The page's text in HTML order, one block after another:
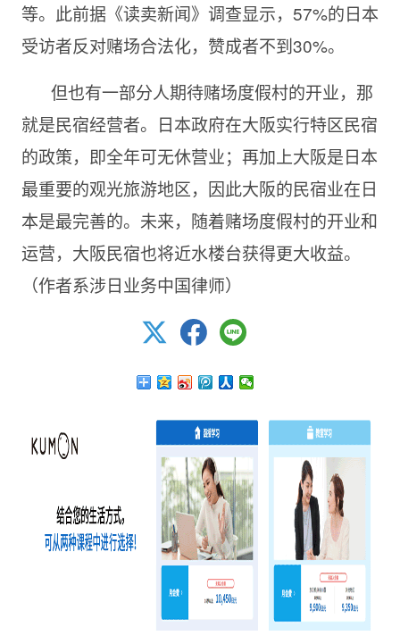
等。此前据《读卖新闻》调查显示，57%的日本
受访者反对赌场合法化，赞成者不到30%。
但也有一部分人期待赌场度假村的开业，那
就是民宿经营者。日本政府在大阪实行特区民宿
的政策，即全年可无休营业；再加上大阪是日本
最重要的观光旅游地区，因此大阪的民宿业在日
本是最完善的。未来，随着赌场度假村的开业和
运营，大阪民宿也将近水楼台获得更大收益。
（作者系涉日业务中国律师）